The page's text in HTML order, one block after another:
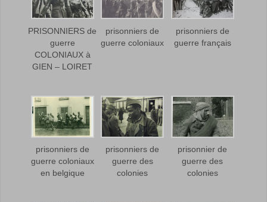
PRISONNIERS de
guerre
COLONIAUX à
GIEN – LOIRET
prisonniers de
guerre coloniaux
prisonniers de
guerre français
prisonniers de
guerre coloniaux
en belgique
prisonniers de
guerre des
colonies
prisonnier de
guerre des
colonies